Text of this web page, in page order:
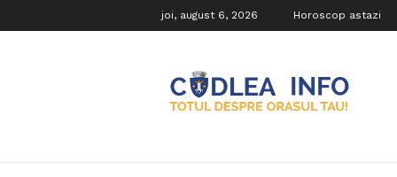
joi, august 6, 2026 Horoscop astazi
Info